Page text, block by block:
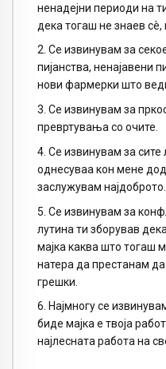
ненадејни периоди на
дека тогаш не знаев сè,
2. Се извинувам за
пијанства, ненајавени
нови фармерки што
3. Се извинувам за
превртувања со очите.
4. Се извинувам за
однесуваа кон мене
заслужувам најдоброто.
5. Се извинувам за
лутина ти зборував
мајка каква што тогаш
натера да престанам
грешки.
6. Најмногу се
биде мајка е твоја
најлесната работа на